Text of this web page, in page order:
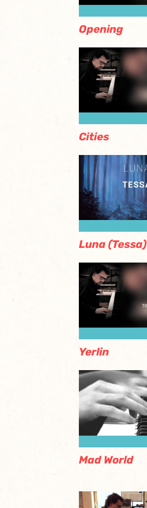
Opening
Cities
Luna (Tessa)
Yerlin
Mad World